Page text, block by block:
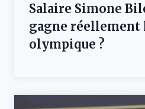
Salaire Simone
gagne réellement
olympique ?